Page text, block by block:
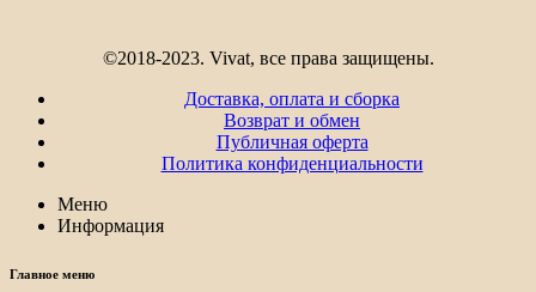
©2018-2023. Vivat, все права защищены.
Доставка, оплата и сборка
Возврат и обмен
Публичная оферта
Политика конфиденциальности
Меню
Информация
Главное меню